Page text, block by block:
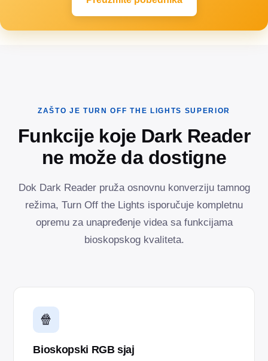
ZAŠTO JE TURN OFF THE LIGHTS SUPERIOR
Funkcije koje Dark Reader
ne može da dostigne
Dok Dark Reader pruža osnovnu konverziju tamnog
režima, Turn Off the Lights isporučuje kompletnu
opremu za unapređenje videa sa funkcijama
bioskopskog kvaliteta.
🍿
Bioskopski RGB sjaj